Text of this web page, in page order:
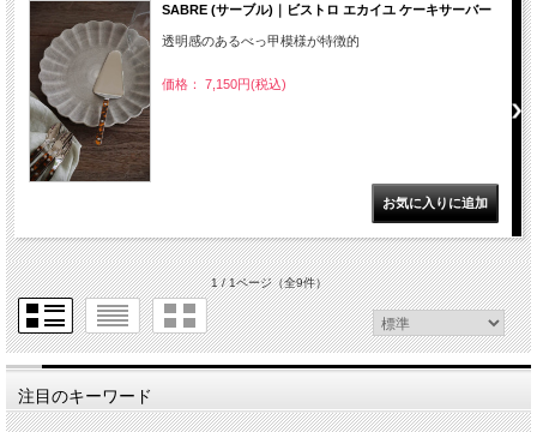
SABRE (サーブル)｜ビストロ エカイユ ケーキサーバー
透明感のあるべっ甲模様が特徴的
価格： 7,150円(税込)
1 / 1ページ（全9件）
注目のキーワード